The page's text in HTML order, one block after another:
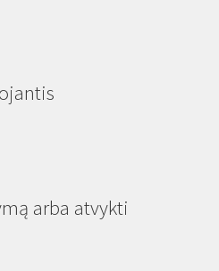
arba atvykti